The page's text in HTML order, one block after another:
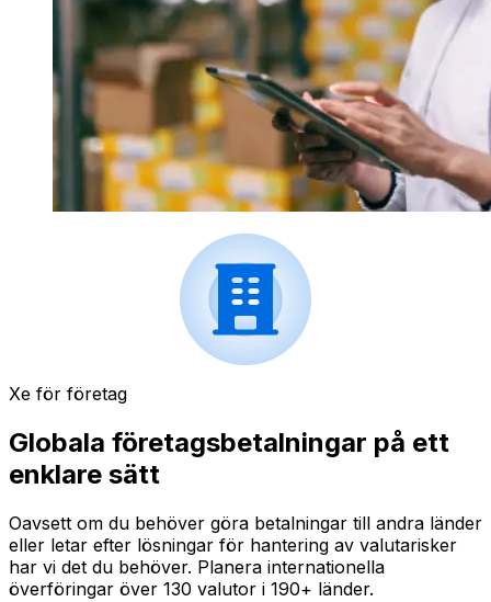
Xe för företag
Globala företagsbetalningar på ett
enklare sätt
Oavsett om du behöver göra betalningar till andra länder
eller letar efter lösningar för hantering av valutarisker
har vi det du behöver. Planera internationella
överföringar över 130 valutor i 190+ länder.